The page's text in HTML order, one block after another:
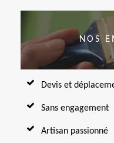
NOS
Devis et
Sans engagement
Artisan passionné